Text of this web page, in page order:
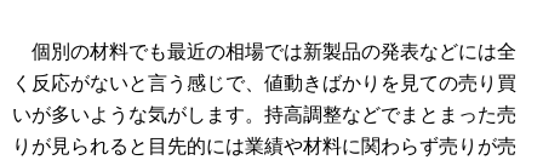
個別の材料でも最近の相場では新製品の発表などには全
く反応がないと言う感じで、値動きばかりを見ての売り買
いが多いような気がします。持高調整などでまとまった売
りが見られると目先的には業績や材料に関わらず売りが売